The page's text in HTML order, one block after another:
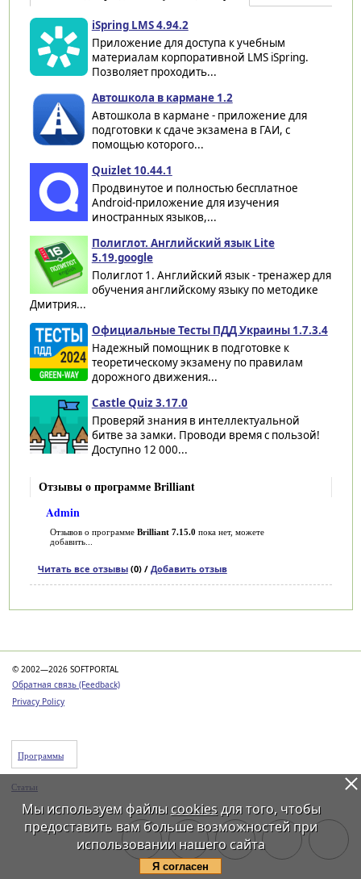
iSpring LMS 4.94.2
Приложение для доступа к учебным
материалам корпоративной LMS iSpring.
Позволяет проходить...
Автошкола в кармане 1.2
Автошкола в кармане - приложение для
подготовки к сдаче экзамена в ГАИ, с
помощью которого...
Quizlet 10.44.1
Продвинутое и полностью бесплатное
Android-приложение для изучения
иностранных языков,...
Полиглот. Английский язык Lite
5.19.google
Полиглот 1. Английский язык - тренажер для
обучения английскому языку по методике
Дмитрия...
Официальные Тесты ПДД Украины 1.7.3.4
Надежный помощник в подготовке к
теоретическому экзамену по правилам
дорожного движения...
Castle Quiz 3.17.0
Проверяй знания в интеллектуальной
битве за замки. Проводи время с пользой!
Доступно 12 000...
Отзывы о программе Brilliant
Admin
Отзывов о программе Brilliant 7.15.0 пока нет, можете
добавить...
Читать все отзывы(0) / Добавить отзыв
© 2002—2026 SOFTPORTAL
Обратная связь (Feedback)
Privacy Policy
Программы
Статьи
Мы используем файлы cookiesдля того, чтобы
предоставить вам больше возможностей при
использовании нашего сайта